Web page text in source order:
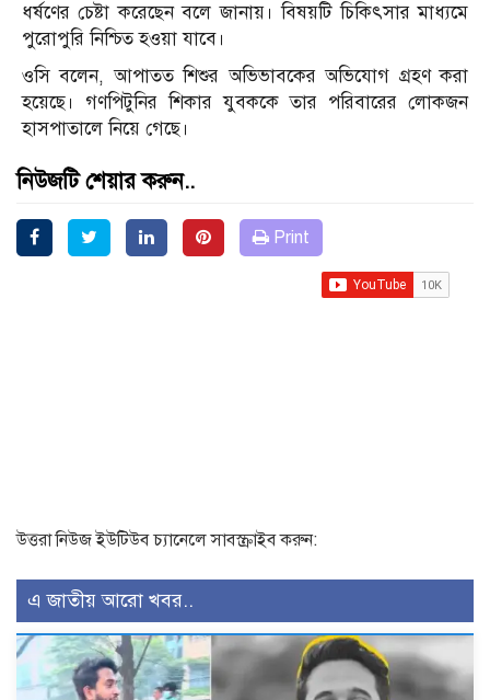
ধর্ষণের চেষ্টা করেছেন বলে জানায়। বিষয়টি চিকিৎসার মাধ্যমে
পুরোপুরি নিশ্চিত হওয়া যাবে।
ওসি বলেন, আপাতত শিশুর অভিভাবকের অভিযোগ গ্রহণ করা
হয়েছে। গণপিটুনির শিকার যুবককে তার পরিবারের লোকজন
হাসপাতালে নিয়ে গেছে।
নিউজটি শেয়ার করুন..
Print
উত্তরা নিউজ ইউটিউব চ্যানেলে সাবস্ক্রাইব করুন:
এ জাতীয় আরো খবর..